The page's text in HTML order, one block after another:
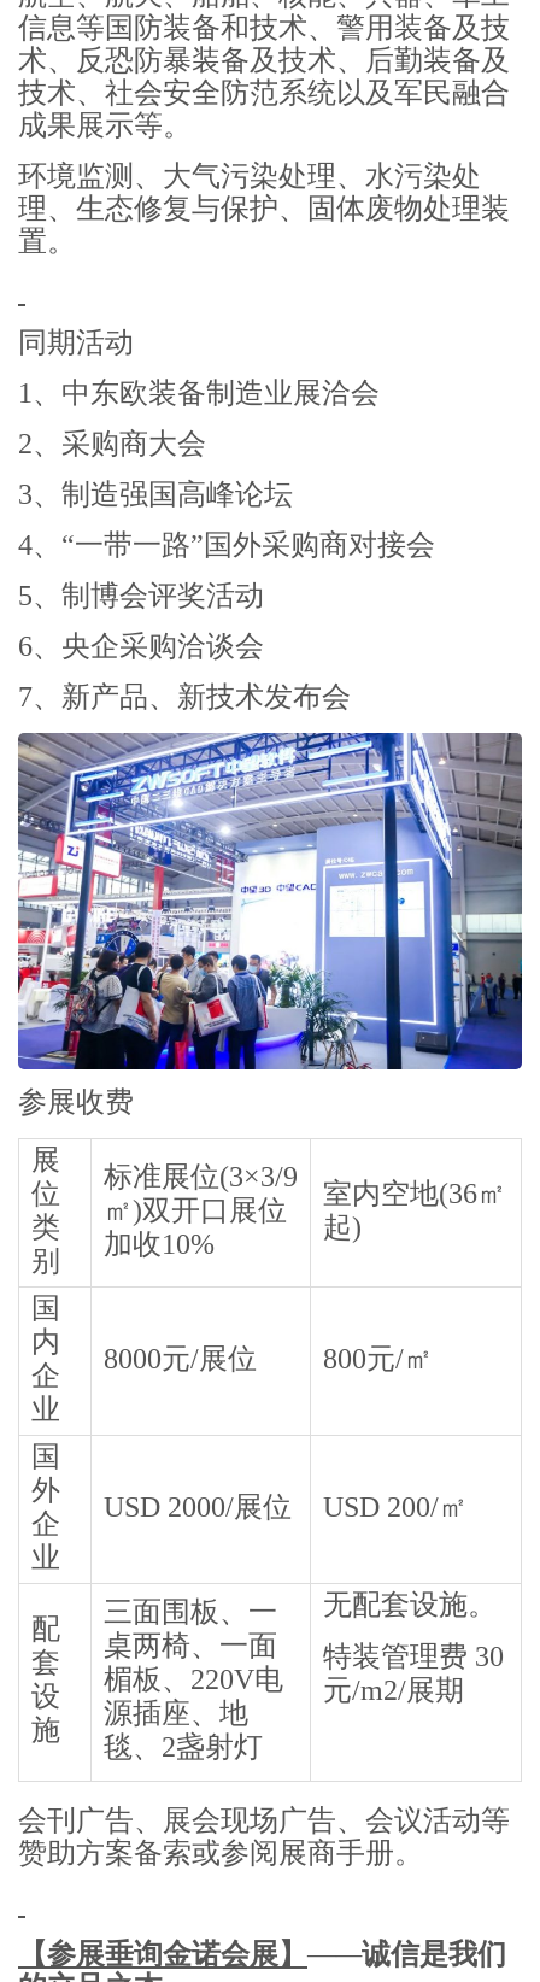
信息等国防装备和技术、警用装备及技
术、反恐防暴装备及技术、后勤装备及
技术、社会安全防范系统以及军民融合
成果展示等。
环境监测、大气污染处理、水污染处
理、生态修复与保护、固体废物处理装
置。
同期活动
1、中东欧装备制造业展洽会
2、采购商大会
3、制造强国高峰论坛
4、“一带一路”国外采购商对接会
5、制博会评奖活动
6、央企采购洽谈会
7、新产品、新技术发布会
参展收费
展
位
类
别
标准展位(3×3/9
㎡)双开口展位
加收10%
室内空地(36㎡
起)
国
内
企
业
8000元/展位 800元/㎡
国
外
企
业
USD 2000/展位 USD 200/㎡
配
套
设
施
三面围板、一
桌两椅、一面
楣板、220V电
源插座、地
毯、2盏射灯
无配套设施。
特装管理费 30
元/m2/展期
会刊广告、展会现场广告、会议活动等
赞助方案备索或参阅展商手册。
【参展垂询金诺会展】——诚信是我们